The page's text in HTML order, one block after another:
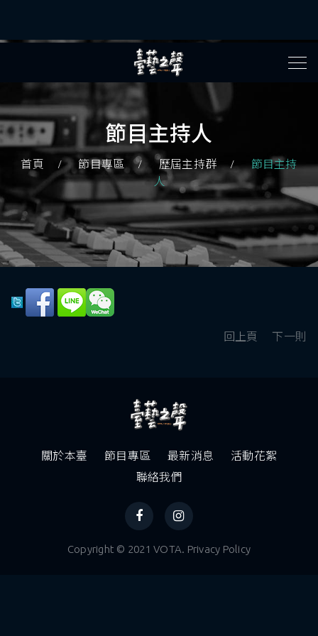
節目主持人
首頁 節目專區 歷屆主持群
節目主持
人
回上頁 下一則
關於本臺 節目專區 最新消息
活動花絮
聯絡我們
Copyright © 2021 VOTA. Privacy Policy